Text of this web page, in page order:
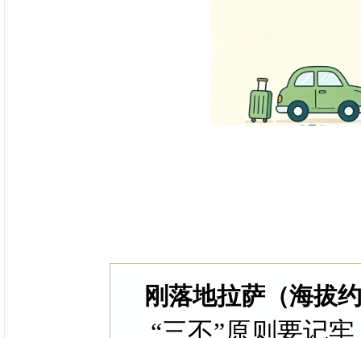
刚落地拉萨（海拔
“三不”原则要记